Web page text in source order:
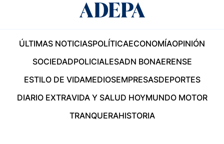
ÚLTIMAS NOTICIASPOLÍTICAECONOMÍAOPINIÓN
SOCIEDADPOLICIALESADN BONAERENSE
ESTILO DE VIDAMEDIOSEMPRESASDEPORTES
DIARIO EXTRAVIDA Y SALUD HOYMUNDO MOTOR
TRANQUERAHISTORIA